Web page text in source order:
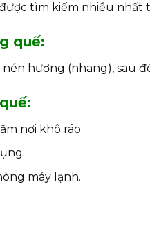
tìm kiếm nhiều nhất
quế:
hương (nhang), sau
nơi khô ráo
máy lạnh.